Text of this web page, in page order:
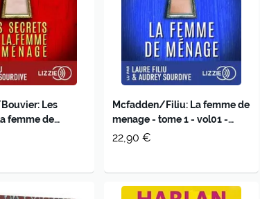
Les
femme de
2 - vol02 -
Mcfadden/Filiu: La femme de
menage - tome 1 - vol01 -
audio
22,90 €